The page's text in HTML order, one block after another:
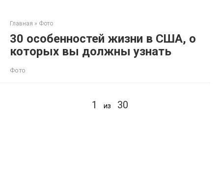
контенту
Главная » Фото
30 особенностей жизни в США, о
которых вы должны узнать
Фото
1 из 30